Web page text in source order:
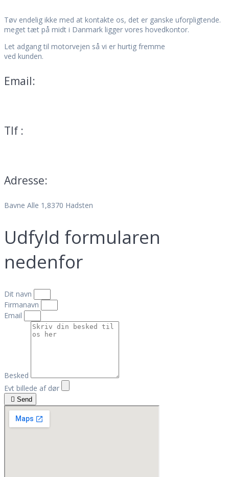
Tøv endelig ikke med at kontakte os, det er ganske uforpligtende.
meget tæt på midt i Danmark ligger vores hovedkontor.
Let adgang til motorvejen så vi er hurtig fremme
ved kunden.
Email:
Tlf :
Adresse:
Bavne Alle 1,8370 Hadsten
Udfyld formularen
nedenfor
Dit navn
Firmanavn
Email
Besked
Evt billede af dør
Send